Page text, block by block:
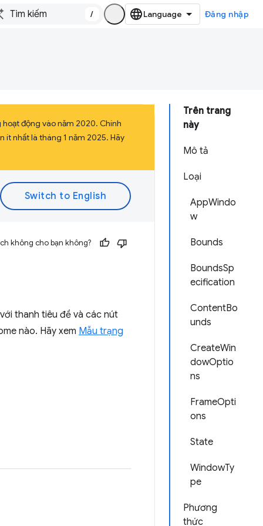
/ Đăng nhập
Trên trang
này
Mô tả
Loại
AppWindo
w
Bounds
BoundsSp
ecification
ContentBo
unds
CreateWin
dowOptio
ns
FrameOpti
ons
State
WindowTy
pe
Phương
thức
động vào năm 2020. Chính
ít nhất là tháng 1 năm 2025. Hãy
không cho bạn không?
thanh tiêu đề và các nút
nào. Hãy xem Mẫu trạng